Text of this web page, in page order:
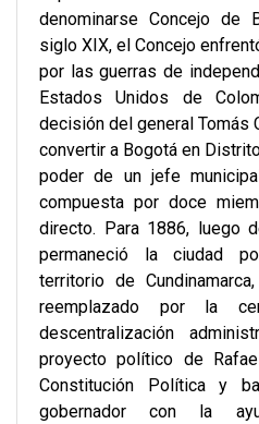
denominarse Concejo de
siglo XIX, el Concejo
por las guerras de
Estados Unidos de
decisión del general Tomás
convertir a Bogotá en
poder de un jefe
compuesta por doce
directo. Para 1886, luego
permaneció la ciudad
territorio de
reemplazado por la
descentralización
proyecto político de
Constitución Política y
gobernador con la